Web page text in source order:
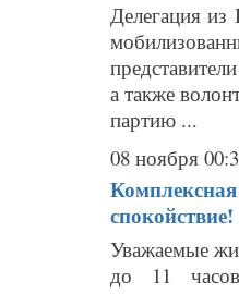
Делегация
а также
партию ...
08 ноября
спокойствие!
Уважаемые
до 11 часов